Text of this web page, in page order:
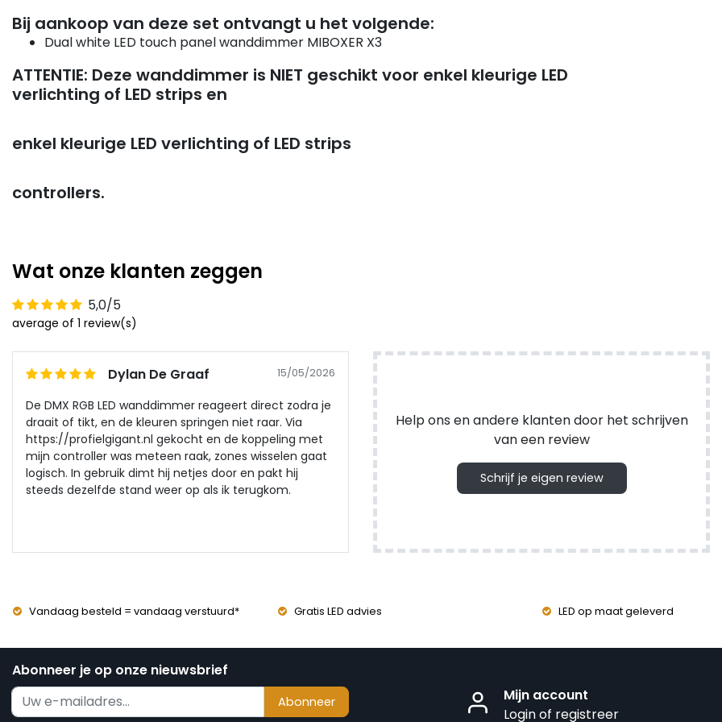
Bij aankoop van deze set ontvangt u het volgende:
Dual white LED touch panel wanddimmer MIBOXER X3
ATTENTIE: Deze wanddimmer is NIET geschikt voor enkel kleurige LED
verlichting of LED strips en
enkel kleurige LED verlichting of LED strips
controllers.
Wat onze klanten zeggen
5,0/5
average of 1 review(s)
Dylan De Graaf 15/05/2026
De DMX RGB LED wanddimmer reageert direct zodra je
draait of tikt, en de kleuren springen niet raar. Via
https://profielgigant.nl gekocht en de koppeling met
mijn controller was meteen raak, zones wisselen gaat
logisch. In gebruik dimt hij netjes door en pakt hij
steeds dezelfde stand weer op als ik terugkom.
Help ons en andere klanten door het schrijven
van een review
Schrijf je eigen review
Vandaag besteld = vandaag verstuurd* Gratis LED advies LED op maat geleverd
Abonneer je op onze nieuwsbrief
Abonneer
Mijn account
Login of registreer